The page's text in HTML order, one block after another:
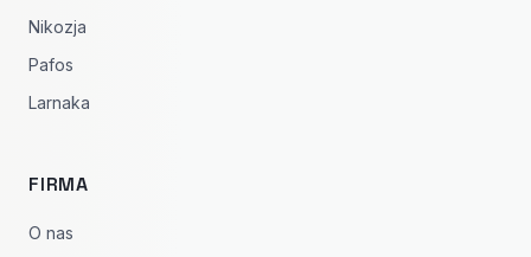
Nikozja
Pafos
Larnaka
FIRMA
O nas